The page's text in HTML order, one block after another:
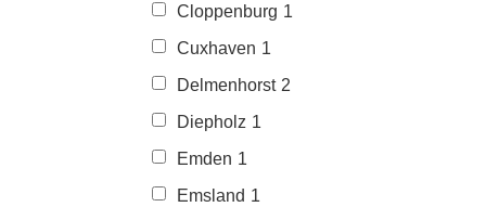
Cloppenburg 1
Cuxhaven 1
Delmenhorst 2
Diepholz 1
Emden 1
Emsland 1